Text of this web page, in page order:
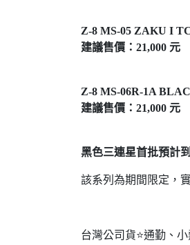
Z-8 MS-05 ZAKU I
建議售價：21,000 元
Z-8 MS-06R-1A
建議售價：21,000 元
黑色三連星首批預計
該系列為期間限定，
台灣公司貨⭐通勤、